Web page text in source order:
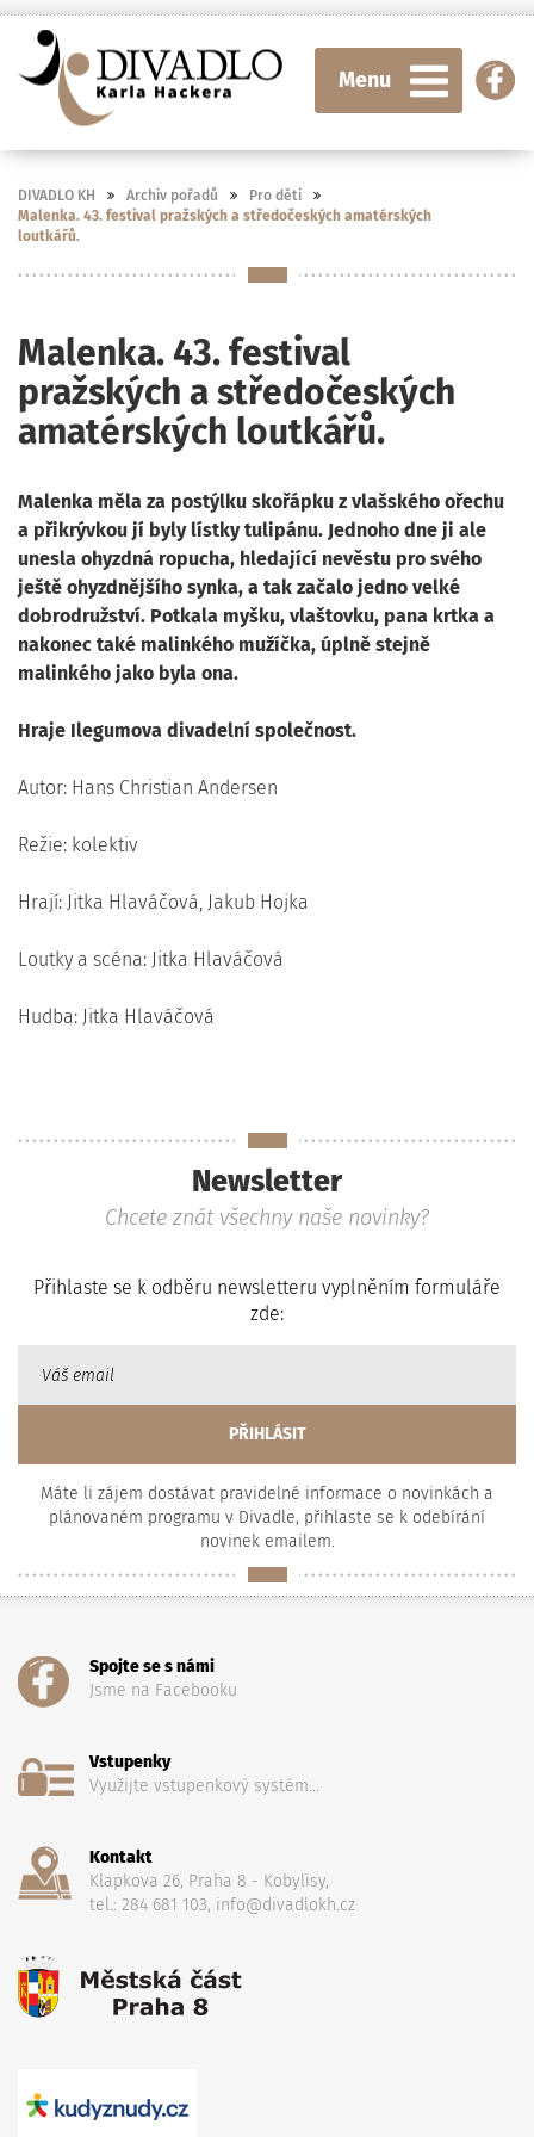
Menu
DIVADLO KH Archiv pořadů
Pro děti
Malenka. 43. festival pražských a středočeských amatérských
loutkářů.
Malenka. 43. festival
pražských a středočeských
amatérských loutkářů.
Malenka měla za postýlku skořápku z vlašského ořechu
a přikrývkou jí byly lístky tulipánu. Jednoho dne ji ale
unesla ohyzdná ropucha, hledající nevěstu pro svého
ještě ohyzdnějšího synka, a tak začalo jedno velké
dobrodružství. Potkala myšku, vlaštovku, pana krtka a
nakonec také malinkého mužíčka, úplně stejně
malinkého jako byla ona.
Hraje Ilegumova divadelní společnost.
Autor: Hans Christian Andersen
Režie: kolektiv
Hrají: Jitka Hlaváčová, Jakub Hojka
Loutky a scéna: Jitka Hlaváčová
Hudba: Jitka Hlaváčová
Newsletter
Chcete znát všechny naše novinky?
Přihlaste se k odběru newsletteru vyplněním formuláře
zde:
Máte li zájem dostávat pravidelné informace o novinkách a
plánovaném programu v Divadle, přihlaste se k odebírání
novinek emailem.
Spojte se s námi
Jsme na Facebooku
Vstupenky
Využijte vstupenkový systém...
Kontakt
Klapkova 26, Praha 8 - Kobylisy,
tel.: 284 681 103, info@divadlokh.cz